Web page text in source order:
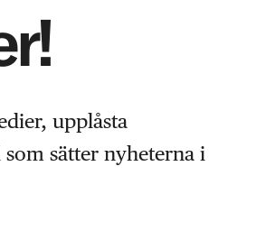
upplåsta
sätter nyheterna i